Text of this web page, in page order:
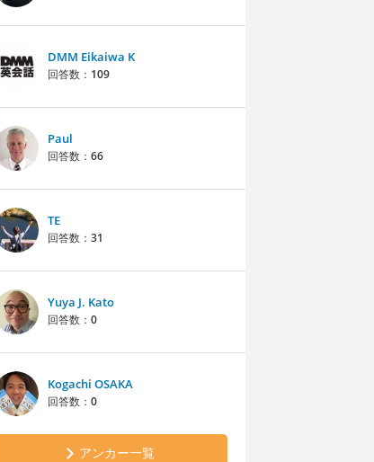
DMM Eikaiwa K
回答数： 109
Paul
回答数： 66
TE
回答数： 31
Yuya J. Kato
回答数： 0
Kogachi OSAKA
回答数： 0
アンカー一覧